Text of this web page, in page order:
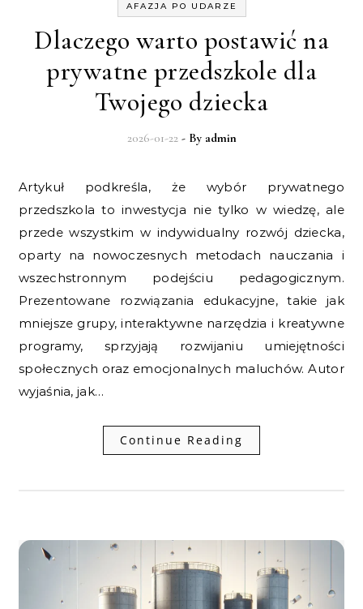
AFAZJA PO UDARZE
Dlaczego warto postawić na
prywatne przedszkole dla
Twojego dziecka
2026-01-22 - By admin
Artykuł podkreśla, że wybór prywatnego
przedszkola to inwestycja nie tylko w wiedzę, ale
przede wszystkim w indywidualny rozwój dziecka,
oparty na nowoczesnych metodach nauczania i
wszechstronnym podejściu pedagogicznym.
Prezentowane rozwiązania edukacyjne, takie jak
mniejsze grupy, interaktywne narzędzia i kreatywne
programy, sprzyjają rozwijaniu umiejętności
społecznych oraz emocjonalnych maluchów. Autor
wyjaśnia, jak…
Continue Reading